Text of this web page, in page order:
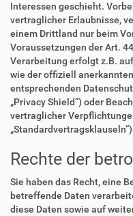
Interessen geschieht.
vertraglicher Erlaubnisse,
einem Drittland nur beim
Voraussetzungen der Art.
Verarbeitung erfolgt z.B.
wie der offiziell
entsprechenden
„Privacy Shield“) oder
vertraglicher
Rechte der
Sie haben das Recht, eine
betreffende Daten
diese Daten sowie auf